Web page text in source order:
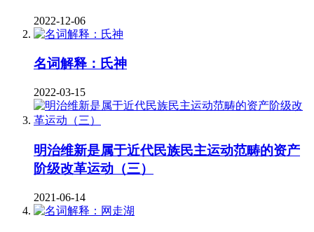
2022-12-06
名词解释：氏神
2022-03-15
明治维新是属于近代民族民主运动范畴的资产
阶级改革运动（三）
2021-06-14